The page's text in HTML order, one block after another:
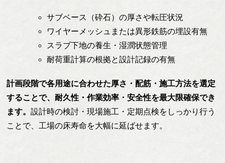
サブベース（砕石）の厚さや転圧状況
ワイヤーメッシュまたは異形鉄筋の埋設有無
スラブ下地の養生・湿潤状態管理
耐荷重計算の根拠と設計記録の有無
計画段階で各用途に合わせた厚さ・配筋・施工方法を選定
することで、耐久性・作業効率・安全性を最大限確保でき
ます。設計時の検討・現場施工・定期点検をしっかり行う
ことで、工場の床寿命を大幅に延ばせます。